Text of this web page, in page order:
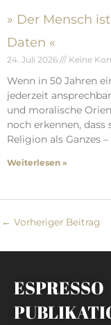
» Der Mensch
Daten «
24. Juli 2026 Keine
Wenn in 50 Jahren
jederzeit
und moralische
noch erkennen,
Religion als Ganzes
Weiterlesen »
← Vorheriger Beitrag
ESPRESSO